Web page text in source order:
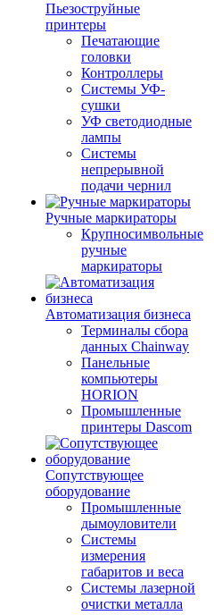
Пьезоструйные
принтеры
Печатающие
головки
Контроллеры
Системы УФ-
сушки
УФ светодиодные
лампы
Системы
непрерывной
подачи чернил
Ручные маркираторы
Крупносимвольные
ручные
маркираторы
Автоматизация бизнеса
Терминалы сбора
данных Chainway
Панельные
компьютеры
HORION
Промышленные
принтеры Dascom
Сопутствующее
оборудование
Промышленные
дымоуловители
Системы
измерения
габаритов и веса
Системы лазерной
очистки металла